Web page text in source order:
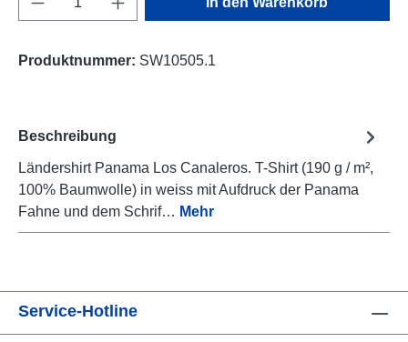
Produktnummer: SW10505.1
Beschreibung
Ländershirt Panama Los Canaleros. T-Shirt (190 g / m²,
100% Baumwolle) in weiss mit Aufdruck der Panama
Fahne und dem Schrif… Mehr
Service-Hotline